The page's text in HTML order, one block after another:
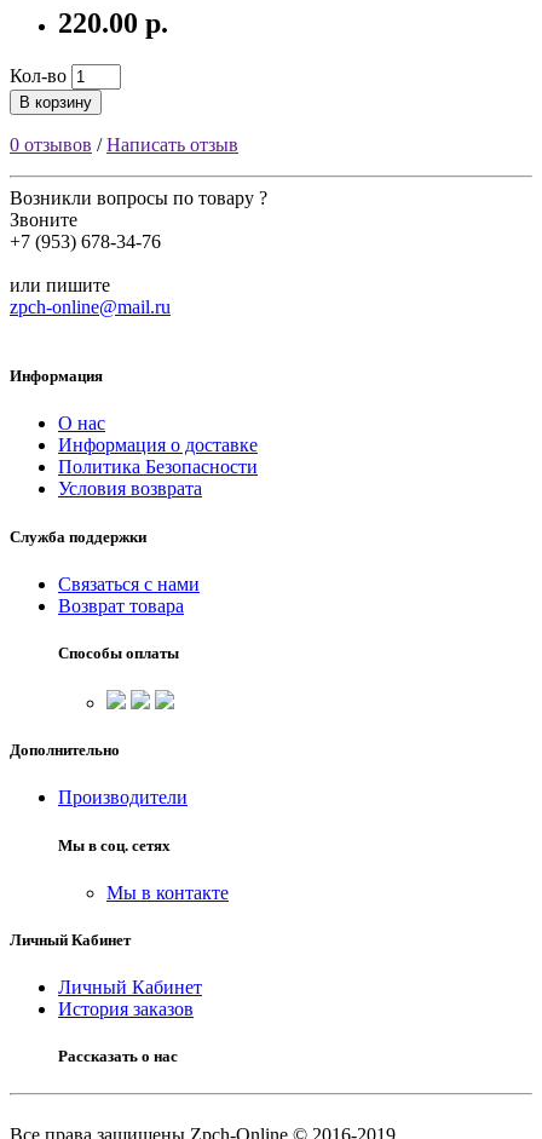
220.00 р.
Кол-во
В корзину
0 отзывов /Написать отзыв
Возникли вопросы по товару ?
Звоните
+7 (953) 678-34-76
или пишите
zpch-online@mail.ru
Информация
О нас
Информация о доставке
Политика Безопасности
Условия возврата
Служба поддержки
Связаться с нами
Возврат товара
Способы оплаты
Дополнительно
Производители
Мы в соц. сетях
Мы в контакте
Личный Кабинет
Личный Кабинет
История заказов
Рассказать о нас